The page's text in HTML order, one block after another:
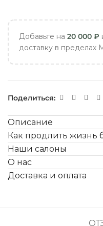
Добавьте на 20 000 ₽
доставку в пределах
Поделиться:
Описание
Как продлить жизнь
Наши салоны
О нас
Доставка и оплата